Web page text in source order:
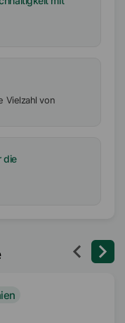
Vielzahl von
die